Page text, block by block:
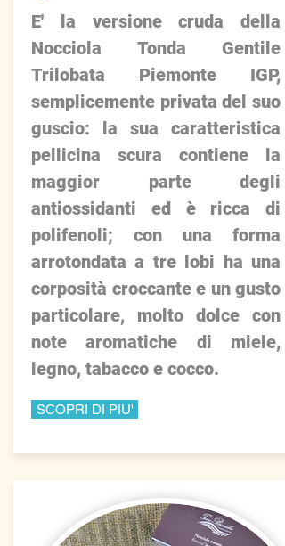
E' la versione cruda della
Nocciola Tonda Gentile
Trilobata Piemonte IGP,
semplicemente privata del suo
guscio: la sua caratteristica
pellicina scura contiene la
maggior parte degli
antiossidanti ed è ricca di
polifenoli; con una forma
arrotondata a tre lobi ha una
corposità croccante e un gusto
particolare, molto dolce con
note aromatiche di miele,
legno, tabacco e cocco.
SCOPRI DI PIU'